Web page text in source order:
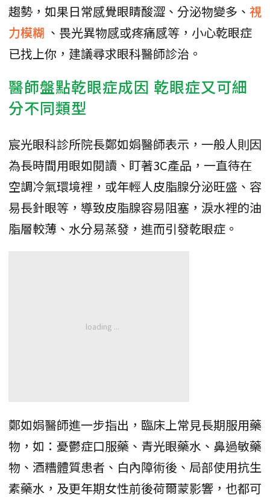
趨勢，如果日常感覺眼睛酸澀、分泌物變多、 視
力模糊 、畏光異物感或疼痛感等，小心乾眼症
已找上你，建議尋求眼科醫師診治。
醫師盤點乾眼症成因 乾眼症又可細
分不同類型
宸光眼科診所院長鄭如娟醫師表示，一般人則因
為長時間用眼如閱讀、盯著3C產品，一直待在
空調冷氣環境裡，或年輕人皮脂腺分泌旺盛、容
易長針眼等，導致皮脂腺容易阻塞，淚水裡的油
脂層較薄、水分易蒸發，進而引發乾眼症。
鄭如娟醫師進一步指出，臨床上常見長期服用藥
物，如：憂鬱症口服藥、青光眼藥水、鼻過敏藥
物、酒糟體質患者、白內障術後、局部使用抗生
素藥水，及更年期女性前後荷爾蒙影響，也都可